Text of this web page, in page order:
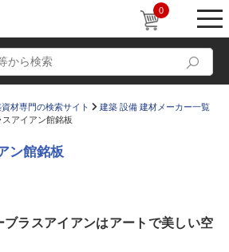
0
コラム
材専門の検索サイト
建築 設備 建材メーカー一覧
スアイアン館銘板
ン館銘板
ラスアイアンはアートで美しい空